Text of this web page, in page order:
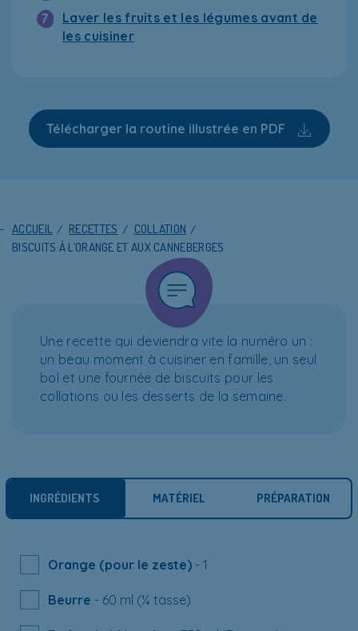
7
Laver les fruits et les légumes avant de
les cuisiner
Télécharger la routine illustrée en PDF
ACCUEIL / RECETTES / COLLATION /
BISCUITS À L’ORANGE ET AUX CANNEBERGES
Une recette qui deviendra vite la numéro un :
un beau moment à cuisiner en famille, un seul
bol et une fournée de biscuits pour les
collations ou les desserts de la semaine.
INGRÉDIENTS MATÉRIEL PRÉPARATION
Orange (pour le zeste) - 1
Beurre - 60 ml (¼ tasse)